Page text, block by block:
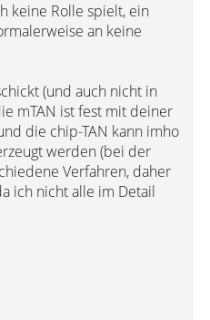
keine Rolle spielt, ein
an keine
(und auch nicht in
mTAN ist fest mit deiner
die chip-TAN kann imho
werden (bei der
Verfahren, daher
ich nicht alle im Detail